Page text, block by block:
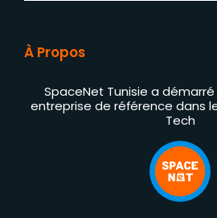
À Propos
SpaceNet Tunisie a
entreprise de référence dans
Tech